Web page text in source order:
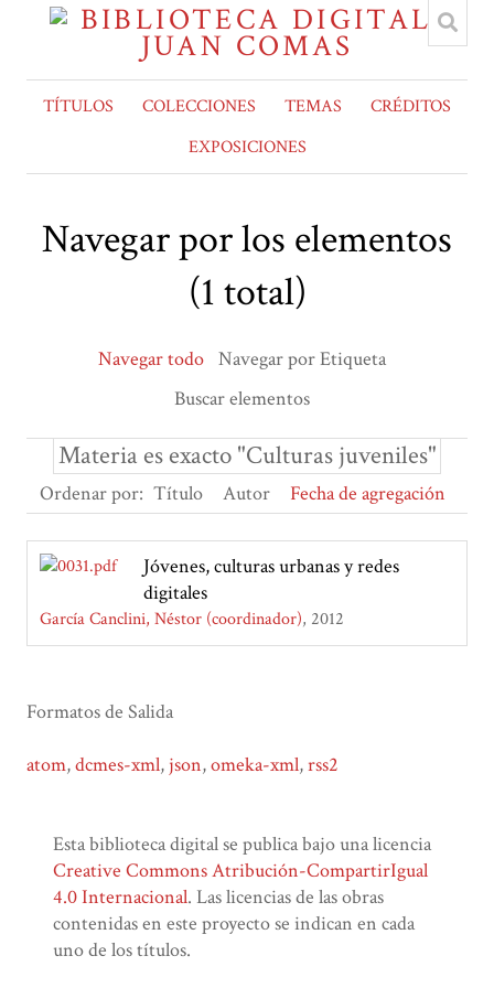
TÍTULOS COLECCIONES TEMAS
CRÉDITOS
EXPOSICIONES
Navegar por los elementos
(1 total)
Navegar todo Navegar por Etiqueta
Buscar elementos
Materia es exacto "Culturas juveniles"
Ordenar por: Título Autor Fecha de agregación
Jóvenes, culturas urbanas y redes
digitales
García Canclini, Néstor (coordinador) 2012
Formatos de Salida
atom,dcmes-xml, json,omeka-xml,rss2
Esta biblioteca digital se publica bajo una licencia
Creative Commons Atribución-CompartirIgual
4.0 Internacional. Las licencias de las obras
contenidas en este proyecto se indican en cada
uno de los títulos.